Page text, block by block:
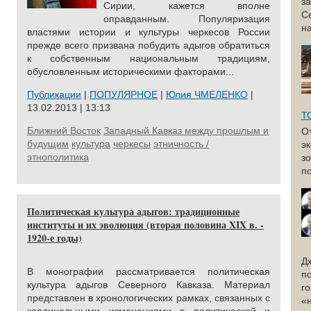
Сирии, кажется вполне
оправданным. Популяризация
властями истории и культуры черкесов России
прежде всего призвана побудить адыгов обратиться
к собственным национальным традициям,
обусловленным историческими факторами...
Публикации | ПОПУЛЯРНОЕ | Юлия ЧМЕЛЕНКО |
13.02.2013 | 13:13
Ближний Восток Западный Кавказ между прошлым и
будущим культура черкесы этничность /
этнополитика
Политическая культура адыгов: традиционные
институты и их эволюция (вторая половина XIX в. -
1920-е годы)
В монографии рассматривается политическая
культура адыгов Северного Кавказа. Материал
представлен в хронологических рамках, связанных с